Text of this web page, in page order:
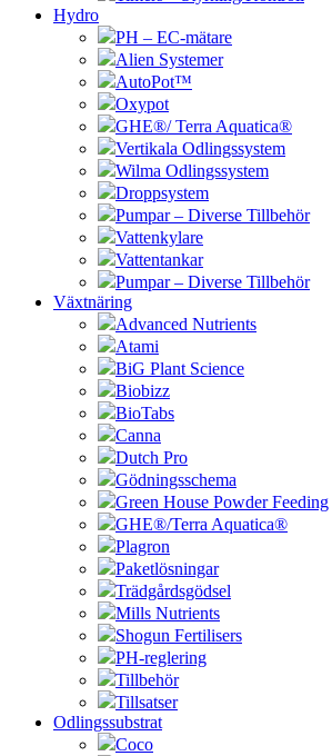
Hydro
PH – EC-mätare
Alien Systemer
AutoPot™
Oxypot
GHE®/ Terra Aquatica®
Vertikala Odlingssystem
Wilma Odlingssystem
Droppsystem
Pumpar – Diverse Tillbehör
Vattenkylare
Vattentankar
Pumpar – Diverse Tillbehör
Växtnäring
Advanced Nutrients
Atami
BiG Plant Science
Biobizz
BioTabs
Canna
Dutch Pro
Gödningsschema
Green House Powder Feeding
GHE®/Terra Aquatica®
Plagron
Paketlösningar
Trädgårdsgödsel
Mills Nutrients
Shogun Fertilisers
PH-reglering
Tillbehör
Tillsatser
Odlingssubstrat
Coco